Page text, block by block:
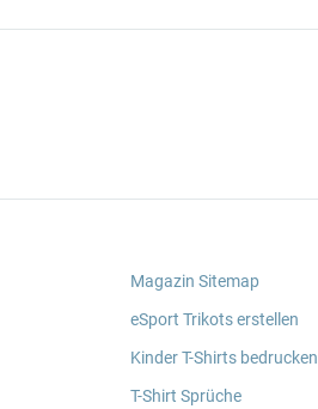
Magazin Sitemap
eSport Trikots erstellen
Kinder T-Shirts bedrucken
T-Shirt Sprüche